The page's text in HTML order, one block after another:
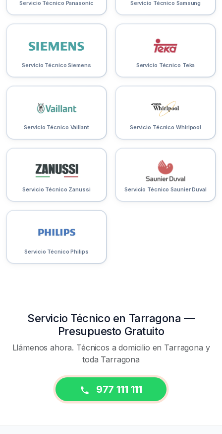
Servicio Técnico Panasonic Servicio Técnico Samsung
Servicio Técnico Siemens Servicio Técnico Teka
Servicio Técnico Vaillant Servicio Técnico Whirlpool
Servicio Técnico Zanussi Servicio Técnico Saunier Duval
Servicio Técnico Philips
Servicio Técnico en Tarragona —
Presupuesto Gratuito
Llámenos ahora. Técnicos a domicilio en Tarragona y
toda Tarragona
977 111 111